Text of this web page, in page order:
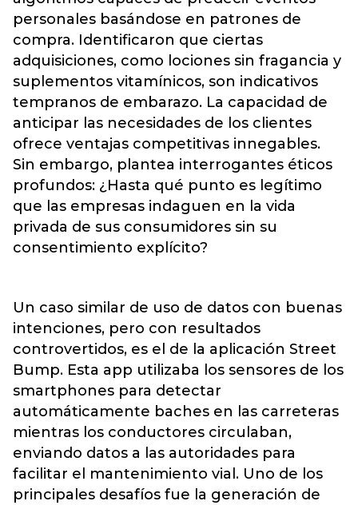
personales basándose en patrones de
compra. Identificaron que ciertas
adquisiciones, como lociones sin fragancia y
suplementos vitamínicos, son indicativos
tempranos de embarazo. La capacidad de
anticipar las necesidades de los clientes
ofrece ventajas competitivas innegables.
Sin embargo, plantea interrogantes éticos
profundos: ¿Hasta qué punto es legítimo
que las empresas indaguen en la vida
privada de sus consumidores sin su
consentimiento explícito?
Un caso similar de uso de datos con buenas
intenciones, pero con resultados
controvertidos, es el de la aplicación Street
Bump. Esta app utilizaba los sensores de los
smartphones para detectar
automáticamente baches en las carreteras
mientras los conductores circulaban,
enviando datos a las autoridades para
facilitar el mantenimiento vial. Uno de los
principales desafíos fue la generación de